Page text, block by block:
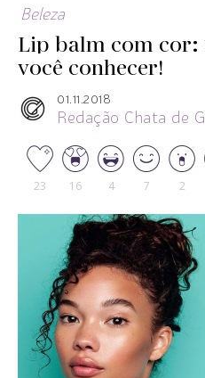
Beleza
Lip balm com cor:
você conhecer!
01.11.2018
Redação Chata de
23 16 4 7 2